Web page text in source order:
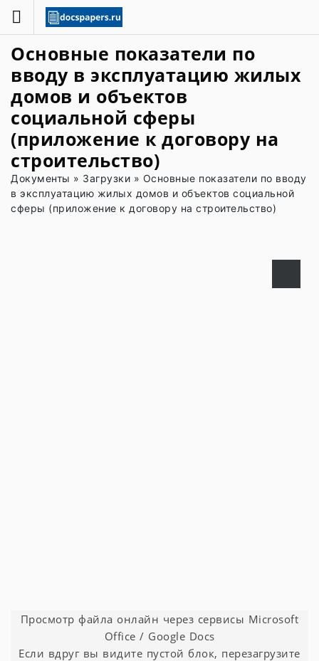
Основные показатели по
вводу в эксплуатацию жилых
домов и объектов
социальной сферы
(приложение к договору на
строительство)
Документы » Загрузки » Основные показатели по вводу
в эксплуатацию жилых домов и объектов социальной
сферы (приложение к договору на строительство)
Просмотр файла онлайн через сервисы Microsoft
Office / Google Docs
Если вдруг вы видите пустой блок, перезагрузите